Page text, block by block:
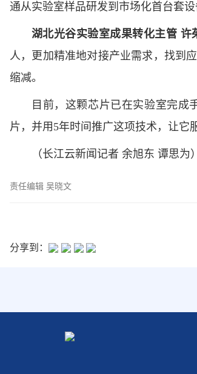
通从实验室样品研发到市场化首台套
湖北光谷实验室成果转化主管 许
人，更加精准地对接产业需求，找到
缩减。
目前，这颗芯片已在实验室完成
片，并用5年时间推广这项技术，让它
（长江云新闻记者 余旭东 谭思为）
责任编辑 吴晓文
分享到：